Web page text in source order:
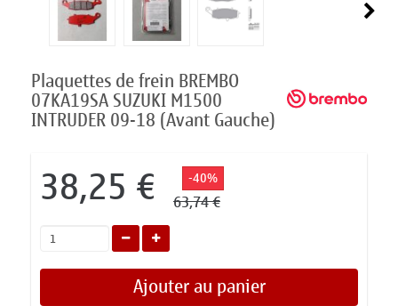
Plaquettes de frein BREMBO
07KA19SA SUZUKI M1500
INTRUDER 09-18 (Avant Gauche)
38,25 € -40%
63,74 €
Ajouter au panier